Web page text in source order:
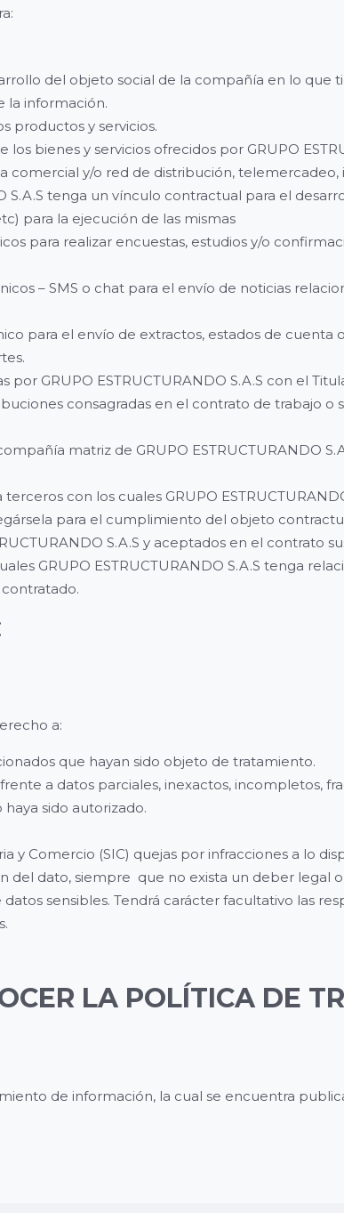
del objeto social de la compañía en lo
la información.
productos y servicios.
bienes y servicios ofrecidos por GRUPO
comercial y/o red de distribución,
S.A.S tenga un vínculo contractual para el
para la ejecución de las mismas
para realizar encuestas, estudios y/o
– SMS o chat para el envío de noticias
para el envío de extractos, estados de cuenta
GRUPO ESTRUCTURANDO S.A.S con el
consagradas en el contrato de trabajo o
matriz de GRUPO ESTRUCTURANDO
con los cuales GRUPO
para el cumplimiento del objeto
S.A.S y aceptados en el contrato
GRUPO ESTRUCTURANDO S.A.S tenga
a:
que hayan sido objeto de tratamiento.
a datos parciales, inexactos, incompletos,
sido autorizado.
y Comercio (SIC) quejas por infracciones a lo
del dato, siempre que no exista un deber legal
sensibles. Tendrá carácter facultativo las
LA POLÍTICA DE
de información, la cual se encuentra